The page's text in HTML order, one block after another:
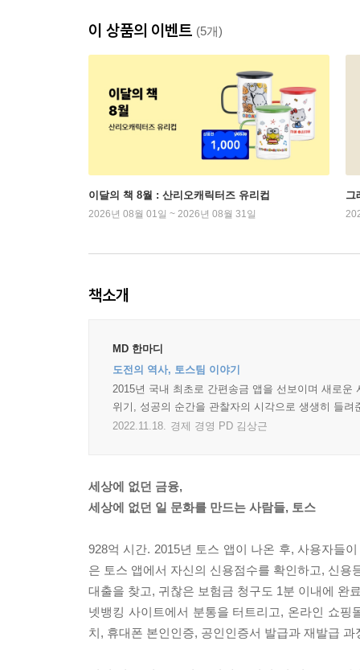
이 상품의 이벤트 (5개)
이달의 책 8월 : 산리오캐릭터즈 유리컵
2026년 08월 01일 ~ 2026년 08월 31일
그
책소개
MD 한마디
도전의 역사, 토스팀 이야기
2015년 국내 최초로 간편송금 앱을 선보이며 새로
위기, 성공의 순간을 관찰자의 시각으로 생생히 들
2022.11.18. 경제 경영 PD 김상근
세상에 없던 금융,
세상에 없던 일 문화를 만드는 사람들, 토스
928억 시간. 2015년 토스 앱이 나온 후, 사용자들
은 토스 앱에서 자신의 신용점수를 확인하고, 신
대출을 찾고, 귀찮은 보험금 청구도 1분 이내에 완
넷뱅킹 사이트에서 분통을 터트리고, 온라인 쇼
치, 휴대폰 본인인증, 공인인증서 발급과 재발급